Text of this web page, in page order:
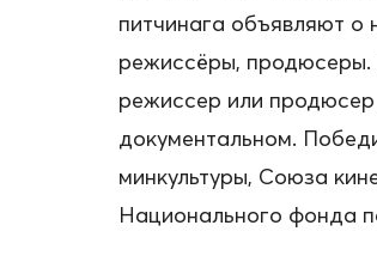
питчинага объявляют о
режиссёры, продюсеры.
режиссер или
документальном.
минкультуры, Союза
Национального фонда